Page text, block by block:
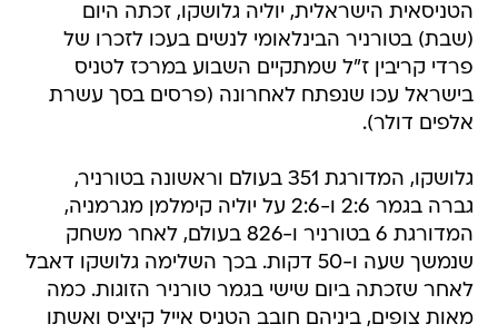
הטניסאית הישראלית, יוליה גלושקו, זכתה היום
(שבת) בטורניר הבינלאומי לנשים בעכו לזכרו של
פרדי קריבין ז"ל שמתקיים השבוע במרכז לטניס
בישראל עכו שנפתח לאחרונה (פרסים בסך עשרת
אלפים דולר).
גלושקו, המדורגת 351 בעולם וראשונה בטורניר,
גברה בגמר 2:6 ו-2:6 על יוליה קימלמן מגרמניה,
המדורגת 6 בטורניר ו-826 בעולם, לאחר משחק
שנמשך שעה ו-50 דקות. בכך השלימה גלושקו דאבל
לאחר שזכתה ביום שישי בגמר טורניר הזוגות. כמה
מאות צופים, ביניהם חובב הטניס אייל קיציס ואשתו